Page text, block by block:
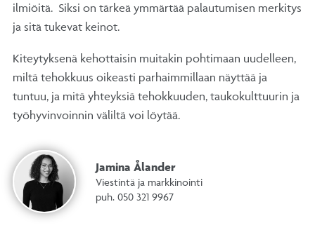
ilmiöitä. Siksi on tärkeä ymmärtää palautumisen merkitys
ja sitä tukevat keinot.
Kiteytyksenä kehottaisin muitakin pohtimaan uudelleen,
miltä tehokkuus oikeasti parhaimmillaan näyttää ja
tuntuu, ja mitä yhteyksiä tehokkuuden, taukokulttuurin ja
työhyvinvoinnin väliltä voi löytää.
Jamina Ålander
Viestintä ja markkinointi
puh. 050 321 9967